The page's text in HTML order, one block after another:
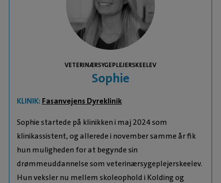
VETERINÆRSYGEPLEJERSKEELEV
Sophie
KLINIK: Fasanvejens Dyreklinik
Sophie startede på klinikken i maj 2024 som
klinikassistent, og allerede i november samme år fik
hun muligheden for at begynde sin
drømmeuddannelse som veterinærsygeplejerskeelev.
Hun veksler nu mellem skoleophold i Kolding og